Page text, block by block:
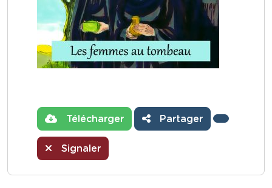
Télécharger Partager
Signaler